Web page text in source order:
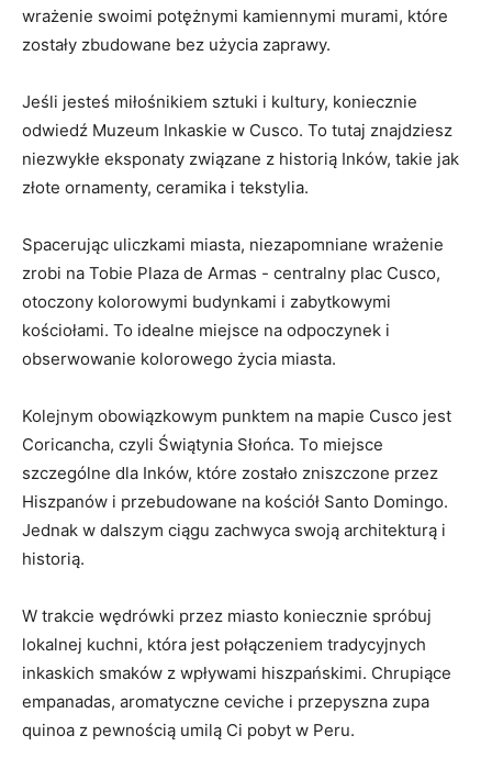
⁢wrażenie swoimi potężnymi kamiennymi murami, które
zostały ⁣zbudowane bez ‌użycia zaprawy.
Jeśli jesteś ‌miłośnikiem sztuki i ‌kultury, koniecznie
odwiedź Muzeum Inkaskie⁣ w ​Cusco. To ‍tutaj znajdziesz
niezwykłe⁣ eksponaty⁤ związane z historią ⁣Inków, takie jak⁢
złote ornamenty, ceramika i tekstylia.
Spacerując uliczkami miasta, niezapomniane wrażenie
zrobi⁣ na ‍Tobie Plaza de⁣ Armas -⁢ centralny plac Cusco,
otoczony‍ kolorowymi ⁤budynkami i zabytkowymi⁢
kościołami. To idealne miejsce na odpoczynek i​
obserwowanie kolorowego życia miasta.
Kolejnym obowiązkowym punktem⁤ na mapie ​Cusco jest
Coricancha, ⁣czyli Świątynia Słońca.⁤ To miejsce
szczególne dla ⁤Inków, które zostało zniszczone przez⁣
Hiszpanów ‌i przebudowane na kościół Santo Domingo.
Jednak w dalszym ciągu zachwyca swoją architekturą‌ i
historią.
W trakcie wędrówki przez miasto‌ koniecznie spróbuj⁢
lokalnej kuchni, która jest połączeniem tradycyjnych
inkaskich ⁢smaków z wpływami hiszpańskimi. Chrupiące
empanadas, ‍aromatyczne ‍ceviche i przepyszna zupa
⁢quinoa z pewnością ⁣umilą Ci pobyt​ w Peru.